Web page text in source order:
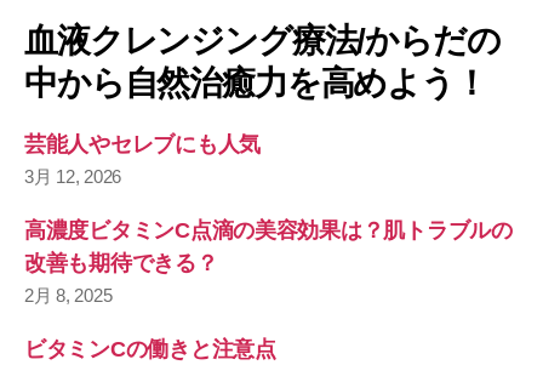
血液クレンジング療法/からだの
中から自然治癒力を高めよう！
芸能人やセレブにも人気
3月 12, 2026
高濃度ビタミンC点滴の美容効果は？肌トラブルの
改善も期待できる？
2月 8, 2025
ビタミンCの働きと注意点